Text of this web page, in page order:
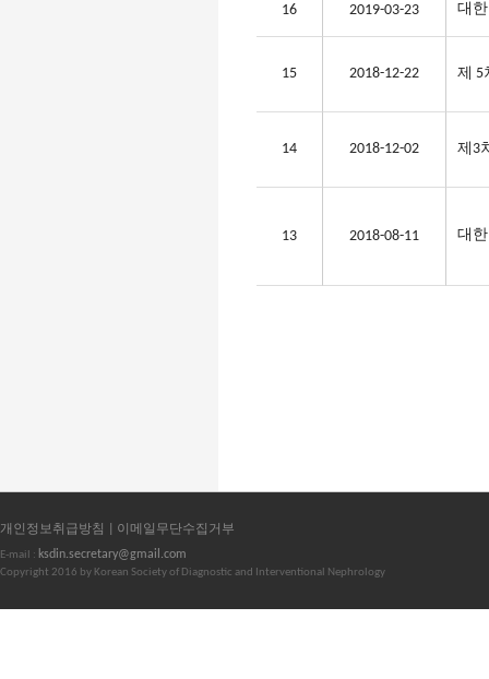
16 2019-03-23 대
15 2018-12-22 제 5
14 2018-12-02 제3
13 2018-08-11 대
개인정보취급방침 | 이메일무단수집거부
E-mail : ksdin.secretary@gmail.com
Copyright 2016 by Korean Society of Diagnostic and Interventional Nephrology